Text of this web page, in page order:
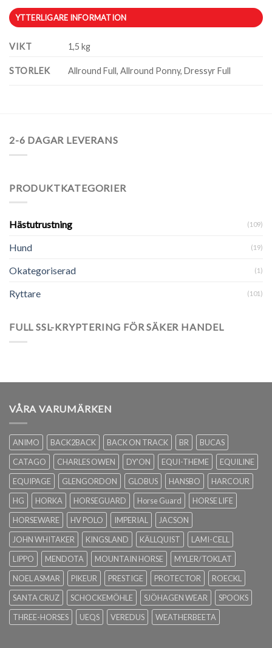
YTTERLIGARE INFORMATION
VIKT 1,5 kg
STORLEK Allround Full, Allround Ponny, Dressyr Full
2-6 DAGAR LEVERANS
PRODUKTKATEGORIER
Hästutrustning (109)
Hund (19)
Okategoriserad (1)
Ryttare (101)
FULL SSL-KRYPTERING FÖR SÄKER HANDEL
VÅRA VARUMÄRKEN
ANIMO BACK2BACK BACK ON TRACK BR
BUCAS
CATAGO
CHARLES OWEN DY'ON EQUI-THEME
EQUILINE
EQUIPAGE
GLENGORDON GLOBUS HANSBO
HARCOUR
HG
HORKA HORSEGUARD Horse Guard
HORSE LIFE
HORSEWARE
HV POLO IMPERIAL
JACSON
JOHN WHITAKER
KINGSLAND KÄLLQUIST
LAMI-CELL
LIPPO
MENDOTA MOUNTAIN HORSE
MYLER/TOKLAT
NOEL ASMAR
PIKEUR PRESTIGE PROTECTOR
ROECKL
SANTA CRUZ
SCHOCKEMÖHLE SJÖHAGEN WEAR
SPOOKS
THREE-HORSES
UEQS VEREDUS WEATHERBEETA